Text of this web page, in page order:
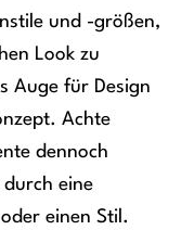
und -größen,
Look zu
Auge für Design
Achte
dennoch
eine
einen Stil.